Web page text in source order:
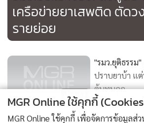
เครือข่ายยาเสพติด ตัด
รายย่อย
173
"รมว.ยุติธรรม
ปราบยาบ้า แ
ต้นทุนถูก
สืบ 1 รวบ"แก
MGR Online ใช้คุกกี้
MGR Online ใช้คุกกี้ เพื่อจัดการข้อมูลส่